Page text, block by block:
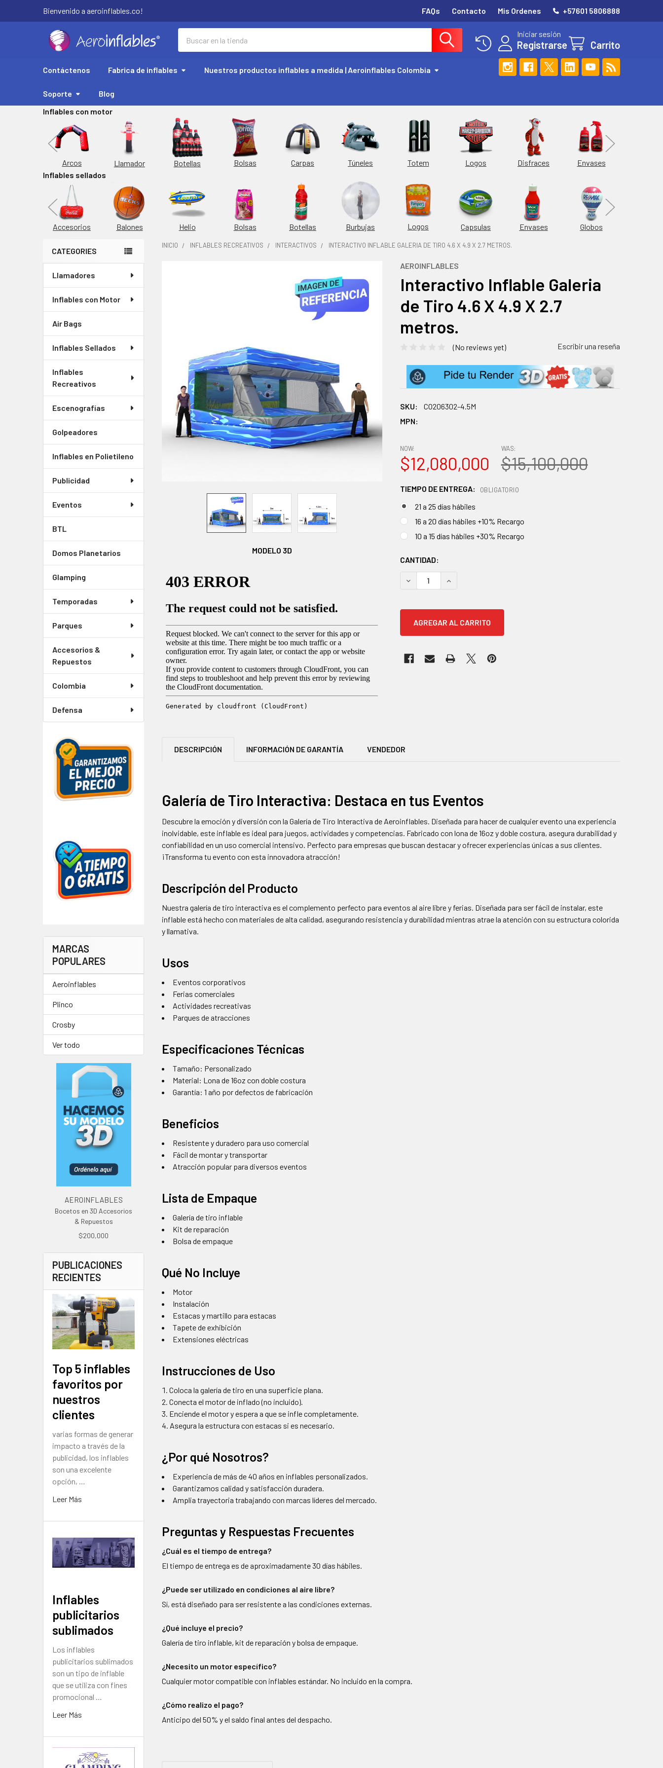
Bienvenido a aeroinflables.co! FAQs Contacto Mis Ordenes +57601 5806888
Iniciar sesión
Registrarse Carrito
Contáctenos Fabrica de inflables Nuestros productos inflables a medida | Aeroinflables Colombia
Soporte
Blog
Inflables con motor
Arcos Llamador Botellas Bolsas Carpas Túneles Totem Logos Disfraces Envases
Inflables sellados
Accesorios Balones Helio Bolsas Botellas Burbujas Logos Capsulas Envases Globos
Barra
lateral
CATEGORIES
Llamadores
Inflables con Motor
Air Bags
Inflables Sellados
Inflables
Recreativos
Escenografías
Golpeadores
Inflables en Polietileno
Publicidad
Eventos
BTL
Domos Planetarios
Glamping
Temporadas
Parques
Accesorios &
Repuestos
Colombia
Defensa
MARCAS
POPULARES
Aeroinflables
Plinco
Crosby
Ver todo
AEROINFLABLES
Bocetos en 3D Accesorios
& Repuestos
$200,000
PUBLICACIONES
RECIENTES
Top 5 inflables
favoritos por
nuestros
clientes
varias formas de generar
impacto a través de la
publicidad, los inflables
son una excelente
opción, …
Leer Más
Inflables
publicitarios
sublimados
Los inflables
publicitarios sublimados
son un tipo de inflable
que se utiliza con fines
promocional …
Leer Más
INICIO INFLABLES RECREATIVOS INTERACTIVOS INTERACTIVO INFLABLE GALERIA DE TIRO 4.6 X 4.9 X 2.7 METROS.
AEROINFLABLES
Interactivo Inflable Galeria
de Tiro 4.6 X 4.9 X 2.7
metros.
(No reviews yet) Escribir una reseña
SKU:
CO206302-4.5M
MPN:
MODELO 3D
NOW:
$12,080,000
WAS:
$15,100,000
TIEMPO DE ENTREGA: OBLIGATORIO
21 a 25 días hábiles
16 a 20 días hábiles +10% Recargo
10 a 15 días hábiles +30% Recargo
EXISTENCIAS
ACTUALES:
CANTIDAD:
DISMINUIR CANTIDAD:AUMENTAR CANTIDAD:
AGREGAR
SELECCIONADOS
AL CARRITO
DESCRIPCIÓN INFORMACIÓN DE GARANTÍA VENDEDOR
Galería de Tiro Interactiva: Destaca en tus Eventos
Descubre la emoción y diversión con la Galería de Tiro Interactiva de Aeroinflables. Diseñada para hacer de cualquier evento una experiencia
inolvidable, este inflable es ideal para juegos, actividades y competencias. Fabricado con lona de 16oz y doble costura, asegura durabilidad y
confiabilidad en un uso comercial intensivo. Perfecto para empresas que buscan destacar y ofrecer experiencias únicas a sus clientes.
¡Transforma tu evento con esta innovadora atracción!
Descripción del Producto
Nuestra galería de tiro interactiva es el complemento perfecto para eventos al aire libre y ferias. Diseñada para ser fácil de instalar, este
inflable está hecho con materiales de alta calidad, asegurando resistencia y durabilidad mientras atrae la atención con su estructura colorida
y llamativa.
Usos
Eventos corporativos
Ferias comerciales
Actividades recreativas
Parques de atracciones
Especificaciones Técnicas
Tamaño: Personalizado
Material: Lona de 16oz con doble costura
Garantía: 1 año por defectos de fabricación
Beneficios
Resistente y duradero para uso comercial
Fácil de montar y transportar
Atracción popular para diversos eventos
Lista de Empaque
Galería de tiro inflable
Kit de reparación
Bolsa de empaque
Qué No Incluye
Motor
Instalación
Estacas y martillo para estacas
Tapete de exhibición
Extensiones eléctricas
Instrucciones de Uso
Coloca la galería de tiro en una superficie plana.
Conecta el motor de inflado (no incluido).
Enciende el motor y espera a que se infle completamente.
Asegura la estructura con estacas si es necesario.
¿Por qué Nosotros?
Experiencia de más de 40 años en inflables personalizados.
Garantizamos calidad y satisfacción duradera.
Amplia trayectoria trabajando con marcas líderes del mercado.
Preguntas y Respuestas Frecuentes
¿Cuál es el tiempo de entrega?
El tiempo de entrega es de aproximadamente 30 días hábiles.
¿Puede ser utilizado en condiciones al aire libre?
Sí, está diseñado para ser resistente a las condiciones externas.
¿Qué incluye el precio?
Galería de tiro inflable, kit de reparación y bolsa de empaque.
¿Necesito un motor específico?
Cualquier motor compatible con inflables estándar. No incluido en la compra.
¿Cómo realizo el pago?
Anticipo del 50% y el saldo final antes del despacho.